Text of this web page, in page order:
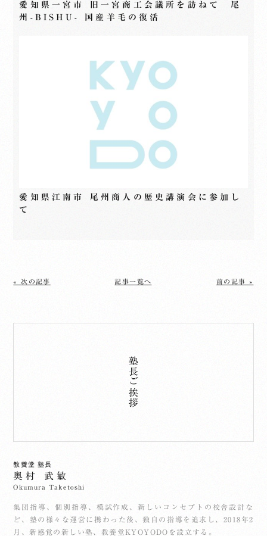
愛知県一宮市 旧一宮商工会議所を訪ねて 尾
州-BISHU- 国産羊毛の復活
愛知県江南市 尾州商人の歴史講演会に参加し
て
« 次の記事 記事一覧へ 前の記事 »
塾長ご挨拶
教養堂 塾長
奥村 武敏
Okumura Taketoshi
集団指導、個別指導、模試作成、新しいコンセプトの校舎設計な
ど、塾の様々な運営に携わった後、独自の指導を追求し、2018年2
月、新感覚の新しい塾、教養堂KYOYODOを設立する。